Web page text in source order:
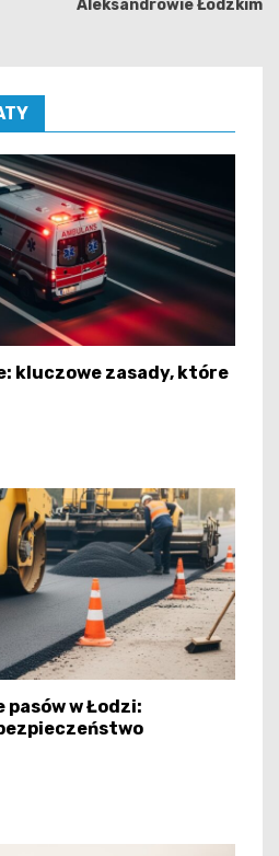
Aleksandrowie Łódzkim
kluczowe zasady, które
pasów w Łodzi: